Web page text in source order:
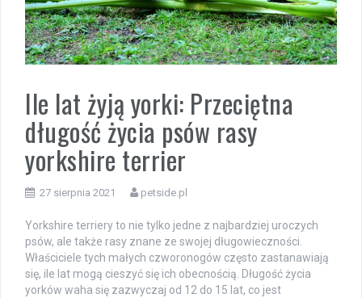
Ile lat żyją yorki: Przeciętna
długość życia psów rasy
yorkshire terrier
27 sierpnia 2021 petside.pl
Yorkshire terriery to nie tylko jedne z najbardziej uroczych
psów, ale także rasy znane ze swojej długowieczności.
Właściciele tych małych czworonogów często zastanawiają
się, ile lat mogą cieszyć się ich obecnością. Długość życia
yorków waha się zazwyczaj od 12 do 15 lat, co jest